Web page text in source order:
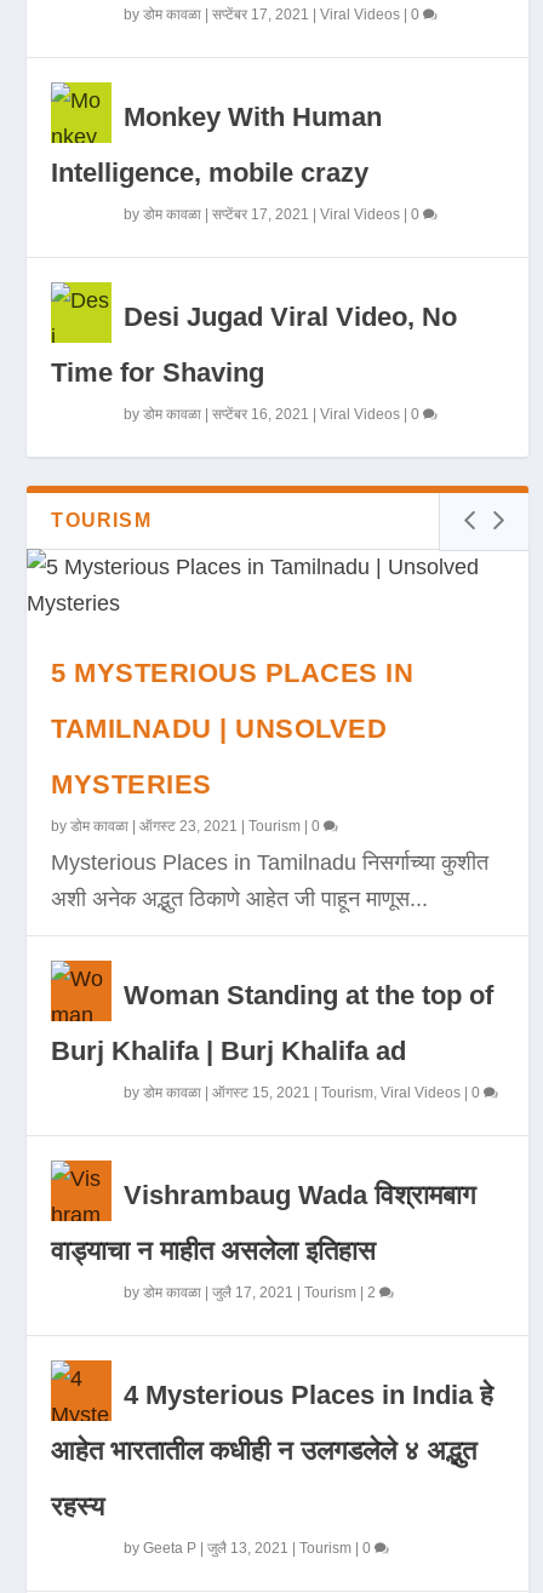
byडोम कावळा |सप्टेंबर 17, 2021 |Viral Videos |0
Monkey With Human
Intelligence, mobile crazy
byडोम कावळा |सप्टेंबर 17, 2021 |Viral Videos |0
Desi Jugad Viral Video, No
Time for Shaving
byडोम कावळा |सप्टेंबर 16, 2021 |Viral Videos |0
TOURISM
5 MYSTERIOUS PLACES IN
TAMILNADU | UNSOLVED
MYSTERIES
byडोम कावळा |ऑगस्ट 23, 2021 |Tourism |0
Mysterious Places in Tamilnadu निसर्गाच्या कुशीत
अशी अनेक अद्भुत ठिकाणे आहेत जी पाहून माणूस...
Woman Standing at the top of
Burj Khalifa | Burj Khalifa ad
byडोम कावळा |ऑगस्ट 15, 2021 |Tourism,Viral Videos |0
Vishrambaug Wada विश्रामबाग
वाड्याचा न माहीत असलेला इतिहास
byडोम कावळा |जुलै 17, 2021 |Tourism |2
4 Mysterious Places in India हे
आहेत भारतातील कधीही न उलगडलेले ४ अद्भुत
रहस्य
byGeeta P |जुलै 13, 2021 |Tourism |0